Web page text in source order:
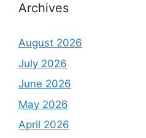
Archives
August 2026
July 2026
June 2026
May 2026
April 2026